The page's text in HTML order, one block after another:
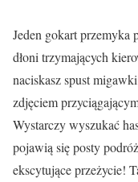
Jeden gokart przemyka
dłoni trzymających
naciskasz spust
zdjęciem
Wystarczy wyszukać
pojawią się posty
ekscytujące przeżycie!